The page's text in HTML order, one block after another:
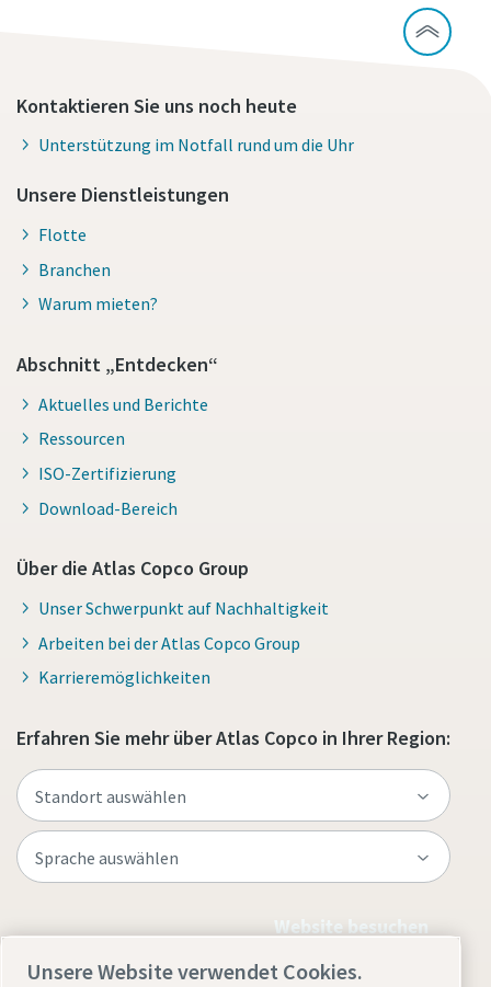
Kontaktieren Sie uns noch heute
Unterstützung im Notfall rund um die Uhr
Unsere Dienstleistungen
Flotte
Branchen
Warum mieten?
Abschnitt „Entdecken“
Aktuelles und Berichte
Ressourcen
ISO-Zertifizierung
Download-Bereich
Über die Atlas Copco Group
Unser Schwerpunkt auf Nachhaltigkeit
Arbeiten bei der Atlas Copco Group
Karrieremöglichkeiten
Erfahren Sie mehr über Atlas Copco in Ihrer Region:
Website besuchen
Unsere Website verwendet Cookies.